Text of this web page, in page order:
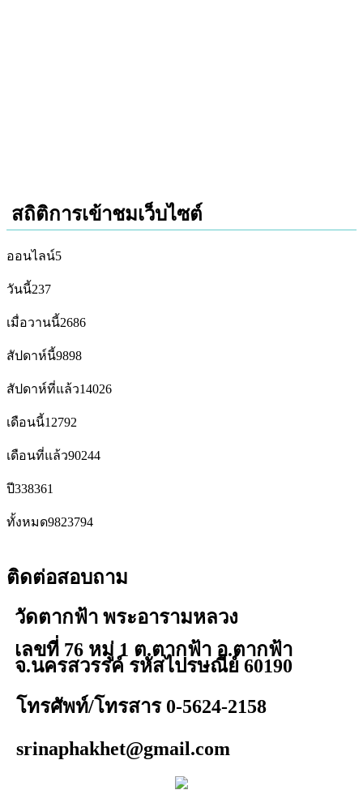
สถิติการเข้าชมเว็บไซต์
ออนไลน์5
วันนี้237
เมื่อวานนี้2686
สัปดาห์นี้9898
สัปดาห์ที่แล้ว14026
เดือนนี้12792
เดือนที่แล้ว90244
ปี338361
ทั้งหมด9823794
ติดต่อสอบถาม
วัดตากฟ้า พระอารามหลวง
เลขที่ 76 หมู่ 1 ต.ตากฟ้า อ.ตากฟ้า
จ.นครสวรรค์ รหัสไปรษณีย์ 60190
โทรศัพท์/โทรสาร 0-5624-2158
srinaphakhet@gmail.com